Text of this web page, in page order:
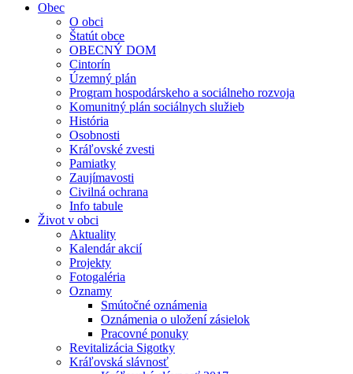
Obec
O obci
Štatút obce
OBECNÝ DOM
Cintorín
Územný plán
Program hospodárskeho a sociálneho rozvoja
Komunitný plán sociálnych služieb
História
Osobnosti
Kráľovské zvesti
Pamiatky
Zaujímavosti
Civilná ochrana
Info tabule
Život v obci
Aktuality
Kalendár akcií
Projekty
Fotogaléria
Oznamy
Smútočné oznámenia
Oznámenia o uložení zásielok
Pracovné ponuky
Revitalizácia Sigotky
Kráľovská slávnosť